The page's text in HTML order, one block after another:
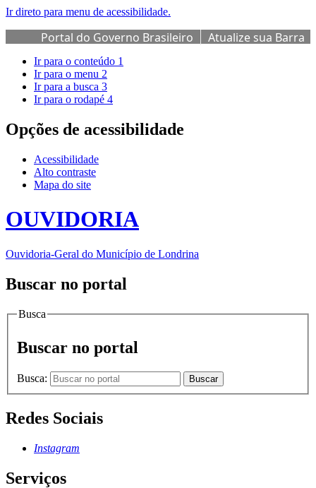
Ir direto para menu de acessibilidade.
Portal do Governo Brasileiro
Atualize sua Barra
de Governo
Ir para o conteúdo 1
Ir para o menu 2
Ir para a busca 3
Ir para o rodapé 4
Opções de acessibilidade
Acessibilidade
Alto contraste
Mapa do site
OUVIDORIA
Ouvidoria-Geral do Município de Londrina
Buscar no portal
Busca
Buscar no portal
Busca: Buscar
Redes Sociais
Instagram
Serviços